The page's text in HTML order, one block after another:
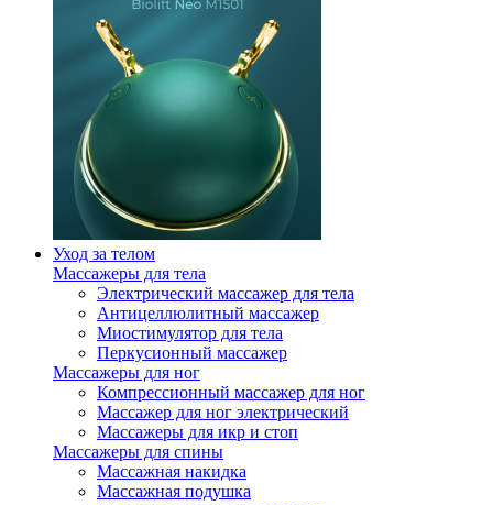
Уход за телом
Массажеры для тела
Электрический массажер для тела
Антицеллюлитный массажер
Миостимулятор для тела
Перкусионный массажер
Массажеры для ног
Компрессионный массажер для ног
Массажер для ног электрический
Массажеры для икр и стоп
Массажеры для спины
Массажная накидка
Массажная подушка